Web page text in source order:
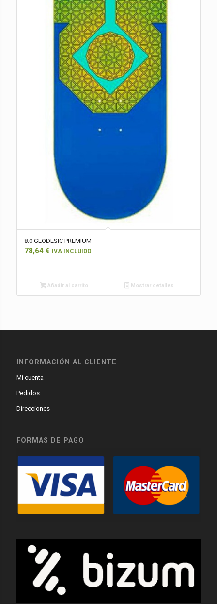
8.0 GEODESIC PREMIUM
78,64 € IVA INCLUIDO
Añadir al carrito Mostrar detalles
INFORMACIÓN AL CLIENTE
Mi cuenta
Pedidos
Direcciones
FORMAS DE PAGO